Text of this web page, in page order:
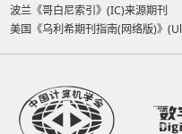
波兰《哥白尼索引》(IC)来源期刊
美国《乌利希期刊指南(网络版)》